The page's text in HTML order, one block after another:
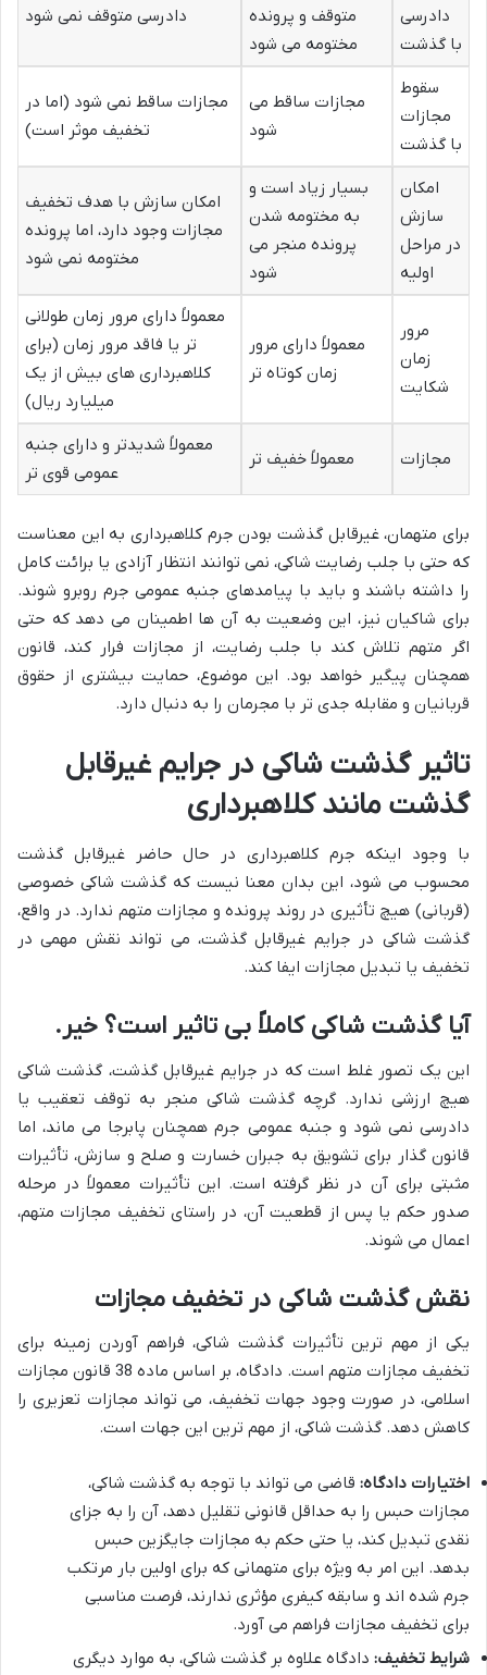
دادرسی
با گذشت
متوقف و پرونده
مختومه می شود
دادرسی متوقف نمی شود
سقوط
مجازات
با گذشت
مجازات ساقط می
شود
مجازات ساقط نمی شود (اما در
تخفیف موثر است)
امکان
سازش
در مراحل
اولیه
بسیار زیاد است و
به مختومه شدن
پرونده منجر می
شود
امکان سازش با هدف تخفیف
مجازات وجود دارد، اما پرونده
مختومه نمی شود
مرور
زمان
شکایت
معمولاً دارای مرور
زمان کوتاه تر
معمولاً دارای مرور زمان طولانی
تر یا فاقد مرور زمان (برای
کلاهبرداری های بیش از یک
میلیارد ریال)
مجازات معمولاً خفیف تر
معمولاً شدیدتر و دارای جنبه
عمومی قوی تر
برای متهمان، غیرقابل گذشت بودن جرم کلاهبرداری به این معناست
که حتی با جلب رضایت شاکی، نمی توانند انتظار آزادی یا برائت کامل
را داشته باشند و باید با پیامدهای جنبه عمومی جرم روبرو شوند.
برای شاکیان نیز، این وضعیت به آن ها اطمینان می دهد که حتی
اگر متهم تلاش کند با جلب رضایت، از مجازات فرار کند، قانون
همچنان پیگیر خواهد بود. این موضوع، حمایت بیشتری از حقوق
قربانیان و مقابله جدی تر با مجرمان را به دنبال دارد.
تاثیر گذشت شاکی در جرایم غیرقابل
گذشت مانند کلاهبرداری
با وجود اینکه جرم کلاهبرداری در حال حاضرغیرقابل گذشت
محسوب می شود، این بدان معنا نیست که گذشت شاکی خصوصی
(قربانی) هیچ تأثیری در روند پرونده و مجازات متهم ندارد. در واقع،
گذشت شاکی در جرایم غیرقابل گذشت، می تواند نقش مهمی در
تخفیف یا تبدیل مجازات ایفا کند.
آیا گذشت شاکی کاملاً بی تاثیر است؟ خیر.
این یک تصور غلط است که در جرایم غیرقابل گذشت، گذشت شاکی
هیچ ارزشی ندارد. گرچه گذشت شاکی منجر به توقف تعقیب یا
دادرسی نمی شود و جنبه عمومی جرم همچنان پابرجا می ماند، اما
قانون گذار برای تشویق به جبران خسارت و صلح و سازش، تأثیرات
مثبتی برای آن در نظر گرفته است. این تأثیرات معمولاً در مرحله
صدور حکم یا پس از قطعیت آن، در راستای تخفیف مجازات متهم،
اعمال می شوند.
نقش گذشت شاکی در تخفیف مجازات
یکی از مهم ترین تأثیرات گذشت شاکی، فراهم آوردن زمینه برای
تخفیف مجازات متهم است. دادگاه، بر اساس ماده 38 قانون مجازات
اسلامی، در صورت وجود جهات تخفیف، می تواند مجازات تعزیری را
کاهش دهد. گذشت شاکی، از مهم ترین این جهات است.
اختیارات دادگاه: قاضی می تواند با توجه به گذشت شاکی،
مجازات حبس را به حداقل قانونی تقلیل دهد، آن را به جزای
نقدی تبدیل کند، یا حتی حکم به مجازات جایگزین حبس
بدهد. این امر به ویژه برای متهمانی که برای اولین بار مرتکب
جرم شده اند و سابقه کیفری مؤثری ندارند، فرصت مناسبی
برای تخفیف مجازات فراهم می آورد.
شرایط تخفیف: دادگاه علاوه بر گذشت شاکی، به موارد دیگری